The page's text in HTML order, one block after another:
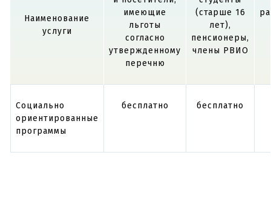
Наименование
услуги
имеющие
льготы
согласно
утвержденному
перечню
(старше 16
лет),
пенсионеры,
члены РВИО
Социально
ориентированные
программы
бесплатно бесплатно